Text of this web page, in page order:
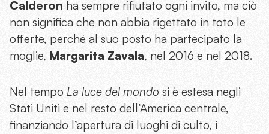
Calderon ha sempre rifiutato ogni invito, ma ciò
non significa che non abbia rigettato in toto le
offerte, perché al suo posto ha partecipato la
moglie, Margarita Zavala, nel 2016 e nel 2018.
Nel tempo La luce del mondo si è estesa negli
Stati Uniti e nel resto dell’America centrale,
finanziando l’apertura di luoghi di culto, i